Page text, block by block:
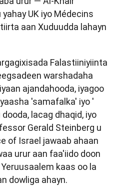
UK iyo Médecins
aan Xuduudda lahayn
Falastiiniyiinta
warshadaha
ajandahooda, iyagoo
'samafalka' iyo '
lacag dhaqid, iyo
Gerald Steinberg u
of Israel jawaab ahaan
urur aan faa'iido doon
kaas oo la
dowliga ahayn.